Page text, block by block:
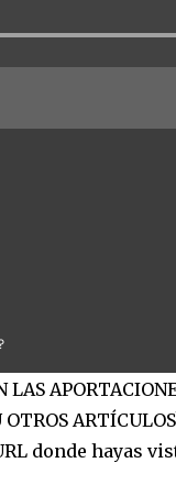
OTROS
donde hayas